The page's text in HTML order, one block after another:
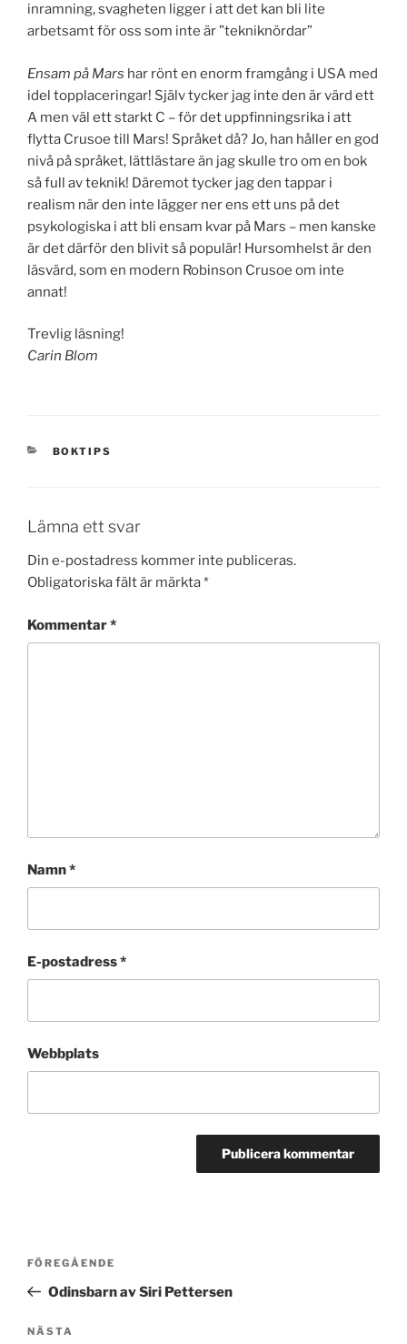
inramning, svagheten ligger i att det kan bli lite
arbetsamt för oss som inte är ”tekniknördar”
Ensam på Mars har rönt en enorm framgång i USA med
idel topplaceringar! Själv tycker jag inte den är värd ett
A men väl ett starkt C – för det uppfinningsrika i att
flytta Crusoe till Mars! Språket då? Jo, han håller en god
nivå på språket, lättlästare än jag skulle tro om en bok
så full av teknik! Däremot tycker jag den tappar i
realism när den inte lägger ner ens ett uns på det
psykologiska i att bli ensam kvar på Mars – men kanske
är det därför den blivit så populär! Hursomhelst är den
läsvärd, som en modern Robinson Crusoe om inte
annat!
Trevlig läsning!
Carin Blom
KATEGORIER
BOKTIPS
Lämna ett svar
Din e-postadress kommer inte publiceras.
Obligatoriska fält är märkta*
Kommentar*
Namn*
E-postadress*
Webbplats
Inläggsnavigering
Föregående
inlägg
FÖREGÅENDE
Odinsbarn av Siri Pettersen
Nästa
NÄSTA